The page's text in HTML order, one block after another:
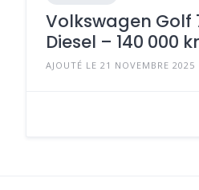
Volkswagen Golf
Diesel – 140 000
AJOUTÉ LE 21 NOVEMBRE 2025